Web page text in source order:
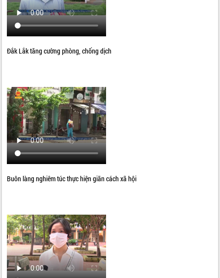
Đắk Lắk tăng cường phòng, chống dịch
Buôn làng nghiêm túc thực hiện giãn cách xã hội